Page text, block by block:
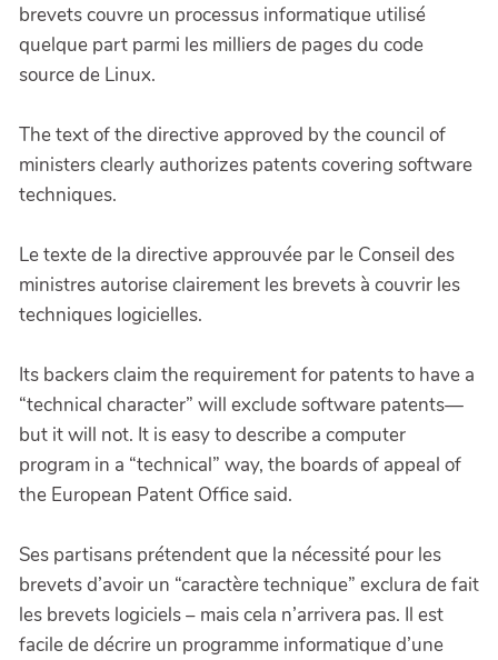
brevets couvre un processus informatique utilisé
quelque part parmi les milliers de pages du code
source de Linux.
The text of the directive approved by the council of
ministers clearly authorizes patents covering software
techniques.
Le texte de la directive approuvée par le Conseil des
ministres autorise clairement les brevets à couvrir les
techniques logicielles.
Its backers claim the requirement for patents to have a
“technical character” will exclude software patents—
but it will not. It is easy to describe a computer
program in a “technical” way, the boards of appeal of
the European Patent Office said.
Ses partisans prétendent que la nécessité pour les
brevets d’avoir un “caractère technique” exclura de fait
les brevets logiciels – mais cela n’arrivera pas. Il est
facile de décrire un programme informatique d’une